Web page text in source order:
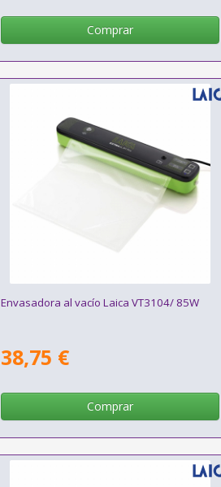
Comprar
Envasadora al vacío Laica VT3104/ 85W
38,75 €
Comprar